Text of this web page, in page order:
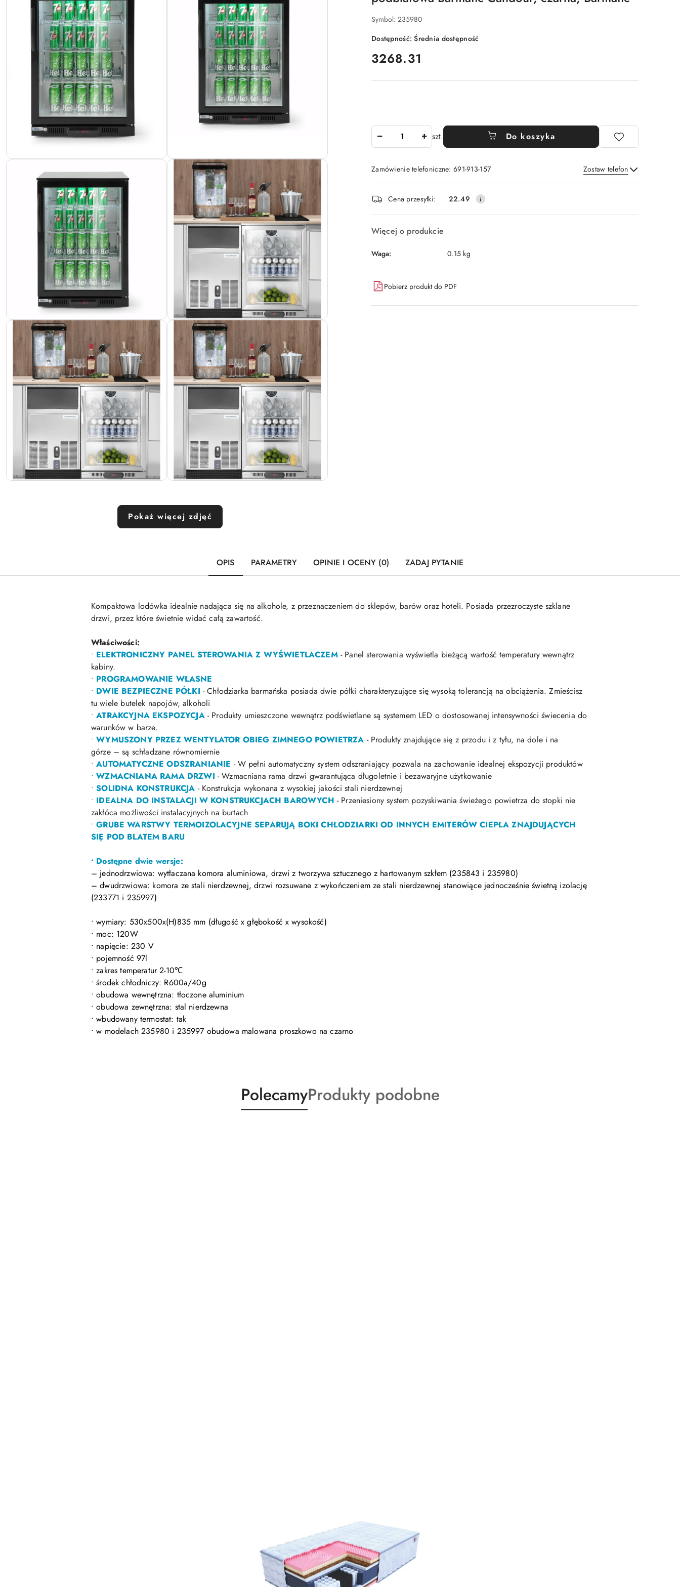
Pokaż więcej zdjęć
Symbol: 235980
Dostępność:Średnia dostępność
cena:
3268.31
szt. Do koszyka
Zamówienie telefoniczne: 691-913-157 Zostaw telefon
Wyślij
Dostępność
i
dostawa
Cena przesyłki: 22.49
Więcej o produkcie
Waga: 0.15 kg
Pobierz produkt do PDF
OPIS PARAMETRY OPINIE I OCENY (0) ZADAJ PYTANIE
Kompaktowa lodówka idealnie nadająca się na alkohole, z przeznaczeniem do sklepów, barów oraz hoteli. Posiada przezroczyste szklane
drzwi, przez które świetnie widać całą zawartość.
Właściwości:
• ELEKTRONICZNY PANEL STEROWANIA Z WYŚWIETLACZEM- Panel sterowania wyświetla bieżącą wartość temperatury wewnątrz
kabiny.
• PROGRAMOWANIE WŁASNE
• DWIE BEZPIECZNE PÓŁKI - Chłodziarka barmańska posiada dwie półki charakteryzujące się wysoką tolerancją na obciążenia. Zmieścisz
tu wiele butelek napojów, alkoholi
•ATRAKCYJNA EKSPOZYCJA- Produkty umieszczone wewnątrz podświetlane są systemem LED o dostosowanej intensywności świecenia do
warunków w barze.
•WYMUSZONY PRZEZ WENTYLATOR OBIEG ZIMNEGO POWIETRZA - Produkty znajdujące się z przodu i z tyłu, na dole i na
górze – są schładzane równomiernie
•AUTOMATYCZNE ODSZRANIANIE - W pełni automatyczny system odszraniający pozwala na zachowanie idealnej ekspozycji produktów
•WZMACNIANA RAMA DRZWI - Wzmacniana rama drzwi gwarantująca długoletnie i bezawaryjne użytkowanie
•SOLIDNA KONSTRUKCJA - Konstrukcja wykonana z wysokiej jakości stali nierdzewnej
• IDEALNA DO INSTALACJI W KONSTRUKCJACH BAROWYCH - Przeniesiony system pozyskiwania świeżego powietrza do stopki nie
zakłóca możliwości instalacyjnych na burtach
•GRUBE WARSTWY TERMOIZOLACYJNE SEPARUJĄ BOKI CHŁODZIARKI OD INNYCH EMITERÓW CIEPŁA ZNAJDUJĄCYCH
SIĘ POD BLATEM BARU
• Dostępne dwie wersje:
– jednodrzwiowa: wytłaczana komora aluminiowa, drzwi z tworzywa sztucznego z hartowanym szkłem (235843 i 235980)
– dwudrzwiowa: komora ze stali nierdzewnej, drzwi rozsuwane z wykończeniem ze stali nierdzewnej stanowiące jednocześnie świetną izolację
(233771 i 235997)
• wymiary: 530x500x(H)835 mm (długość x głębokość x wysokość)
• moc: 120W
• napięcie: 230 V
• pojemność 97l
• zakres temperatur 2-10℃
• środek chłodniczy: R600a/40g
• obudowa wewnętrzna: tłoczone aluminium
• obudowa zewnętrzna: stal nierdzewna
• wbudowany termostat: tak
• w modelach 235980 i 235997 obudowa malowana proszkowo na czarno
Produkty
o
PolecamyProdukty
o
Produkty podobne